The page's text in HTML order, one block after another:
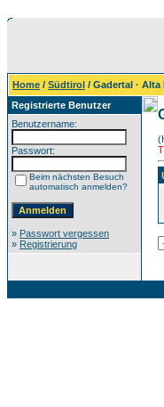
Home / Südtirol / Gadertal · Alta
Registrierte Benutzer
Benutzername:
Passwort:
Beim nächsten Besuch
automatisch anmelden?
» Passwort vergessen
» Registrierung